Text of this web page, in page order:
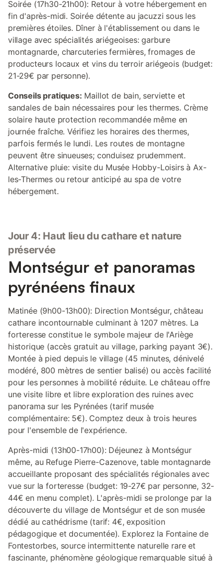
Soirée (17h30-21h00): Retour à votre hébergement en
fin d'après-midi. Soirée détente au jacuzzi sous les
premières étoiles. Dîner à l'établissement ou dans le
village avec spécialités ariégeoises: garbure
montagnarde, charcuteries fermières, fromages de
producteurs locaux et vins du terroir ariégeois (budget:
21-29€ par personne).
Conseils pratiques: Maillot de bain, serviette et
sandales de bain nécessaires pour les thermes. Crème
solaire haute protection recommandée même en
journée fraîche. Vérifiez les horaires des thermes,
parfois fermés le lundi. Les routes de montagne
peuvent être sinueuses; conduisez prudemment.
Alternative pluie: visite du Musée Hobby-Loisirs à Ax-
les-Thermes ou retour anticipé au spa de votre
hébergement.
Jour 4: Haut lieu du cathare et nature
préservée
Montségur et panoramas
pyrénéens finaux
Matinée (9h00-13h00): Direction Montségur, château
cathare incontournable culminant à 1207 mètres. La
forteresse constitue le symbole majeur de l'Ariège
historique (accès gratuit au village, parking payant 3€).
Montée à pied depuis le village (45 minutes, dénivelé
modéré, 800 mètres de sentier balisé) ou accès facilité
pour les personnes à mobilité réduite. Le château offre
une visite libre et libre exploration des ruines avec
panorama sur les Pyrénées (tarif musée
complémentaire: 5€). Comptez deux à trois heures
pour l'ensemble de l'expérience.
Après-midi (13h00-17h00): Déjeunez à Montségur
même, au Refuge Pierre-Cazenove, table montagnarde
accueillante proposant des spécialités régionales avec
vue sur la forteresse (budget: 19-27€ par personne, 32-
44€ en menu complet). L'après-midi se prolonge par la
découverte du village de Montségur et de son musée
dédié au cathédrisme (tarif: 4€, exposition
pédagogique et documentée). Explorez la Fontaine de
Fontestorbes, source intermittente naturelle rare et
fascinante, phénomène géologique remarquable situé à